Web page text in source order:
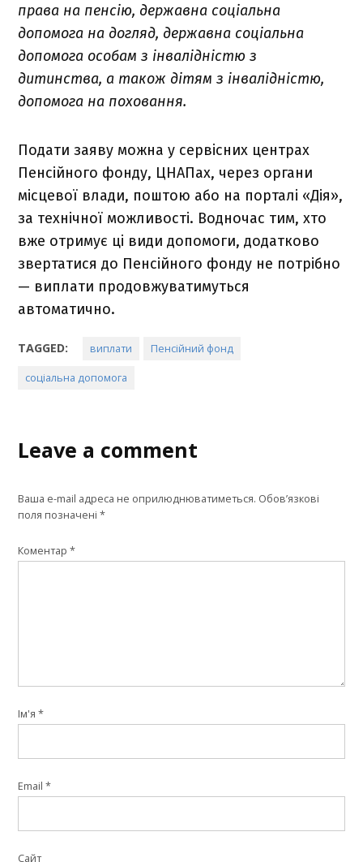
права на пенсію, державна соціальна
допомога на догляд, державна соціальна
допомога особам з інвалідністю з
дитинства, а також дітям з інвалідністю,
допомога на поховання.
Подати заяву можна у сервісних центрах
Пенсійного фонду, ЦНАПах, через органи
місцевої влади, поштою або на порталі «Дія»,
за технічної можливості. Водночас тим, хто
вже отримує ці види допомоги, додатково
звертатися до Пенсійного фонду не потрібно
— виплати продовжуватимуться
автоматично.
TAGGED: виплати Пенсійний фонд
соціальна допомога
Leave a comment
Ваша e-mail адреса не оприлюднюватиметься. Обов’язкові
поля позначені*
Коментар*
Ім'я*
Email*
Сайт